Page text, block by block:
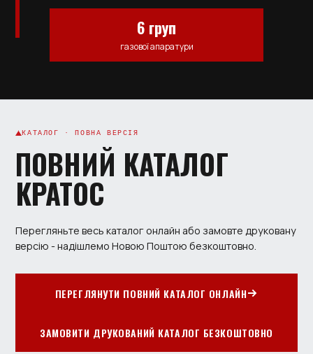
6 груп
газової апаратури
КАТАЛОГ · ПОВНА ВЕРСІЯ
ПОВНИЙ КАТАЛОГ
КРАТОС
Перегляньте весь каталог онлайн або замовте друковану
версію - надішлемо Новою Поштою безкоштовно.
ПЕРЕГЛЯНУТИ ПОВНИЙ КАТАЛОГ ОНЛАЙН
ЗАМОВИТИ ДРУКОВАНИЙ КАТАЛОГ БЕЗКОШТОВНО